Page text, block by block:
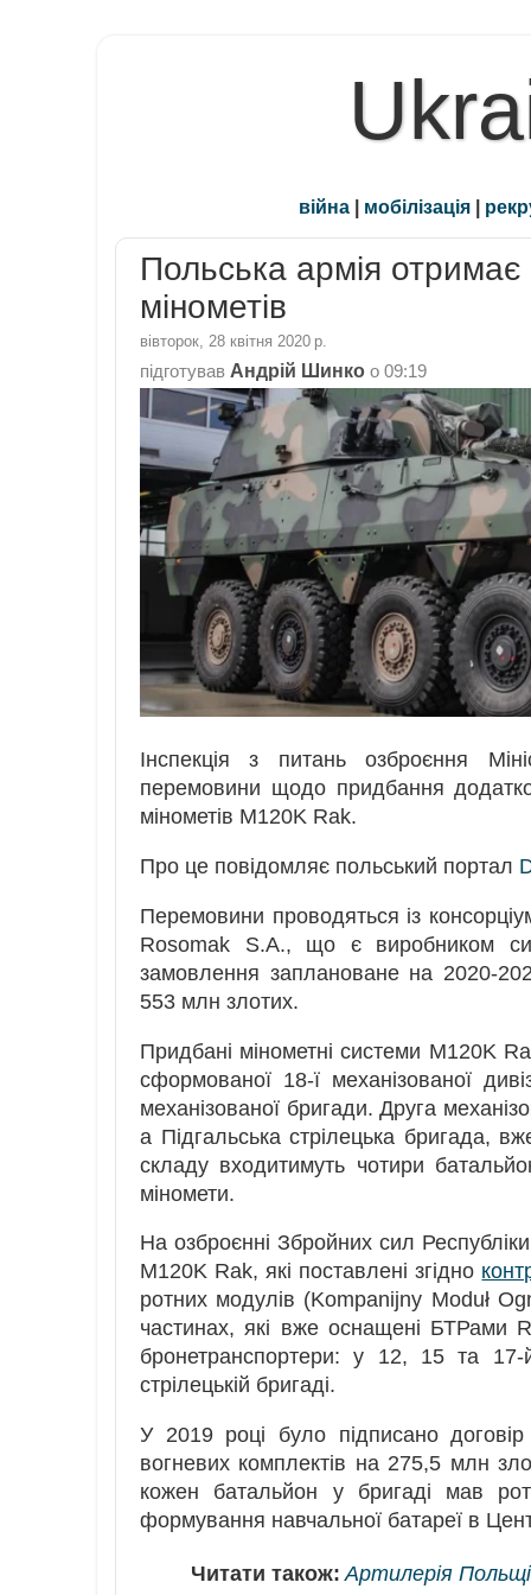
війна | мобілізація |
Польська армія
мінометів
вівторок, 28 квітня 2020 р.
підготував Андрій Шинко о 09:19
Інспекція з питань озброєння
перемовини щодо придбання
мінометів M120K Rak.
Про це повідомляє польський портал
Перемовини проводяться із
Rosomak S.A., що є виробником
замовлення заплановане на 2020-
553 млн злотих.
Придбані мінометні системи M120K
сформованої 18-ї механізованої
механізованої бригади. Друга
а Підгальська стрілецька бригада,
складу входитимуть чотири
міномети.
На озброєнні Збройних сил
M120K Rak, які поставлені згідно
ротних модулів (Kompanijny Moduł
частинах, які вже оснащені БТРами
бронетранспортери: у 12, 15 та 17-
стрілецькій бригаді.
У 2019 році було підписано
вогневих комплектів на 275,5 млн
кожен батальйон у бригаді мав
формування навчальної батареї в
Читати також: Артилерія